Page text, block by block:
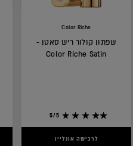
Color Riche
שפתון קולור ריש סאטן -
Color Riche Satin
5/5
לרכישה אונליין